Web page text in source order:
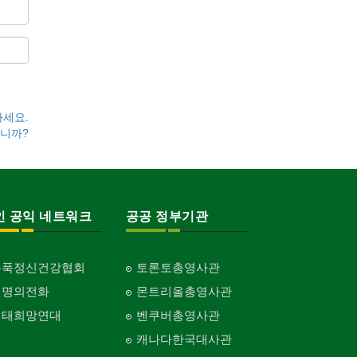
요.
까?
공익 네트워크
정신건강협회
의전화
희망연대
공공 정부기관
토론토총영사관
몬트리올총영사관
벤쿠버총영사관
캐나다한국대사관